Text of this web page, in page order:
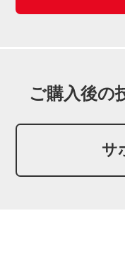
ご購入後の
サ